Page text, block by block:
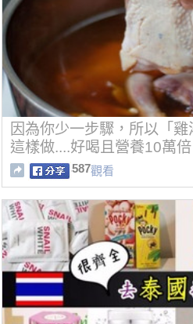
因為你少一步驟，所以「
這樣做....好喝且營養10萬倍
587觀看